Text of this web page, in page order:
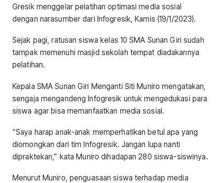
Gresik menggelar pelatihan optimasi media sosial
dengan narasumber dari Infogresik, Kamis (19/1/2023).
Sejak pagi, ratusan siswa kelas 10 SMA Sunan Giri sudah
tampak memenuhi masjid sekolah tempat diadakannya
pelatihan.
Kepala SMA Sunan Giri Menganti Siti Muniro mengatakan,
sengaja mengandeng Infogresik untuk mengedukasi para
siswa agar bisa memanfaatkan media sosial.
“Saya harap anak-anak memperhatikan betul apa yang
diomongkan dari tim Infogresik. Jangan lupa nanti
dipraktekan,” kata Muniro dihadapan 280 siswa-siswinya.
Menurut Muniro, penguasaan siswa terhadap media